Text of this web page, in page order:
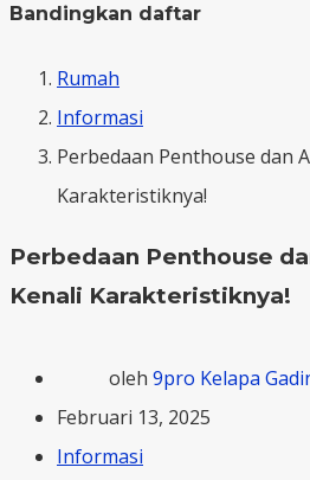
Bandingkan daftar
Rumah
Informasi
Perbedaan Penthouse dan
Karakteristiknya!
Perbedaan Penthouse
Kenali Karakteristiknya!
oleh 9pro Kelapa
Februari 13, 2025
Informasi